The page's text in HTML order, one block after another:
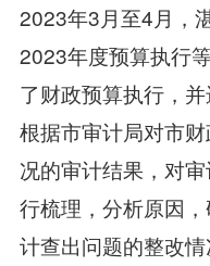
2023年3月至4月，
2023年度预算执行
了财政预算执行，并
根据市审计局对市
况的审计结果，对
行梳理，分析原因
计查出问题的整改情